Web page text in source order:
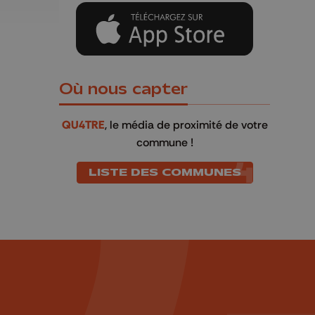
Où nous capter
QU4TRE, le média de proximité de votre
commune !
LISTE DES COMMUNES